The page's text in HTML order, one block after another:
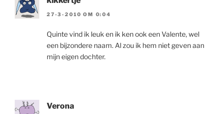
27-3-2010 OM 0:04
Quinte vind ik leuk en ik ken ook een Valente, wel
een bijzondere naam. Al zou ik hem niet geven aan
mijn eigen dochter.
Verona